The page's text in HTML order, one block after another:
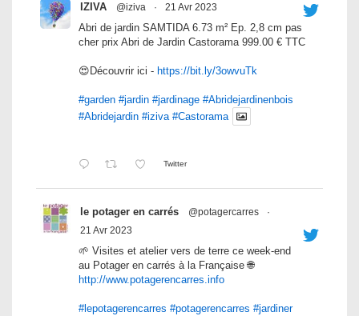
IZIVA @iziva · 21 Avr 2023
Abri de jardin SAMTIDA 6.73 m² Ep. 2,8 cm pas
cher prix Abri de Jardin Castorama 999.00 € TTC
😍Découvrir ici - https://bit.ly/3owvuTk
#garden #jardin #jardinage #Abridejardinenbois
#Abridejardin #iziva #Castorama
Twitter
le potager en carrés @potagercarres
·
21 Avr 2023
🌱 Visites et atelier vers de terre ce week-end
au Potager en carrés à la Française 🌐
http://www.potagerencarres.info
#lepotagerencarres #potagerencarres #jardiner